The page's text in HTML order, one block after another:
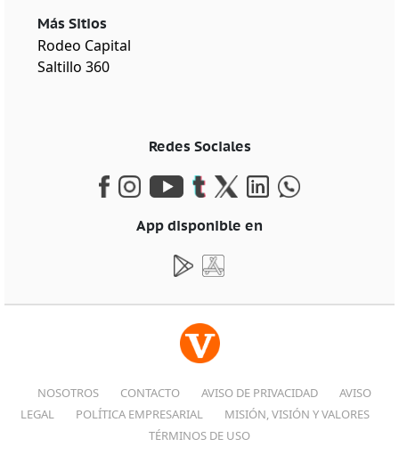
Más Sitios
Rodeo Capital
Saltillo 360
Redes Sociales
App disponible en
NOSOTROS CONTACTO AVISO DE PRIVACIDAD
AVISO
LEGAL
POLÍTICA EMPRESARIAL
MISIÓN, VISIÓN Y VALORES
TÉRMINOS DE USO